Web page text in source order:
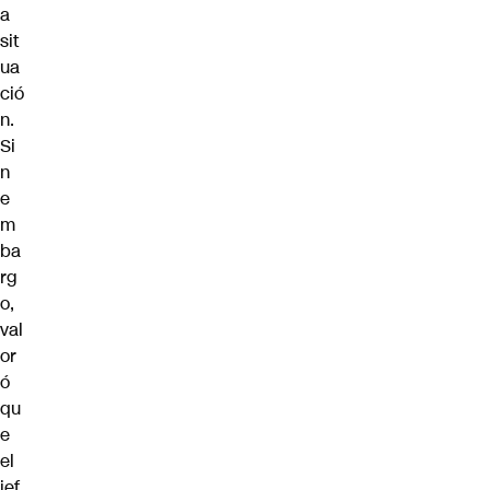
a
sit
ua
ció
n.
Si
n
e
m
ba
rg
o,
val
or
ó
qu
e
el